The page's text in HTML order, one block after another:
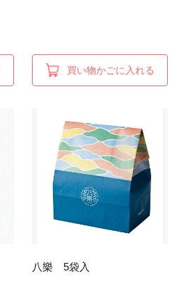
買い物かごに入れる
八樂 5袋入